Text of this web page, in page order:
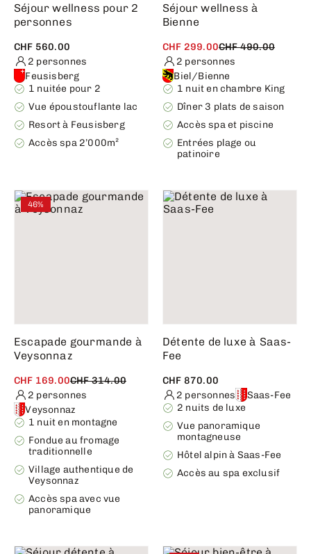
Séjour wellness pour 2
personnes
CHF 560.00
2 personnes
Feusisberg
1 nuitée pour 2
Vue époustouflante lac
Resort à Feusisberg
Accès spa 2’000m²
Séjour wellness à
Bienne
CHF 299.00CHF 490.00
2 personnes
Biel/Bienne
1 nuit en chambre King
Dîner 3 plats de saison
Accès spa et piscine
Entrées plage ou
patinoire
46%
Escapade gourmande à
Veysonnaz
CHF 169.00CHF 314.00
2 personnes
Veysonnaz
1 nuit en montagne
Fondue au fromage
traditionnelle
Village authentique de
Veysonnaz
Accès spa avec vue
panoramique
Détente de luxe à Saas-
Fee
CHF 870.00
2 personnes
Saas-Fee
2 nuits de luxe
Vue panoramique
montagneuse
Hôtel alpin à Saas-Fee
Accès au spa exclusif